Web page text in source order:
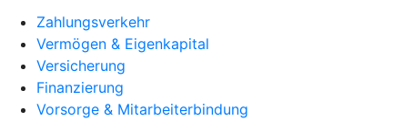
Zahlungsverkehr
Vermögen & Eigenkapital
Versicherung
Finanzierung
Vorsorge & Mitarbeiterbindung